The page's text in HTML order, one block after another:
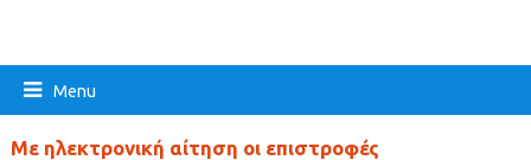
Menu
Με ηλεκτρονική αίτηση οι επιστροφές